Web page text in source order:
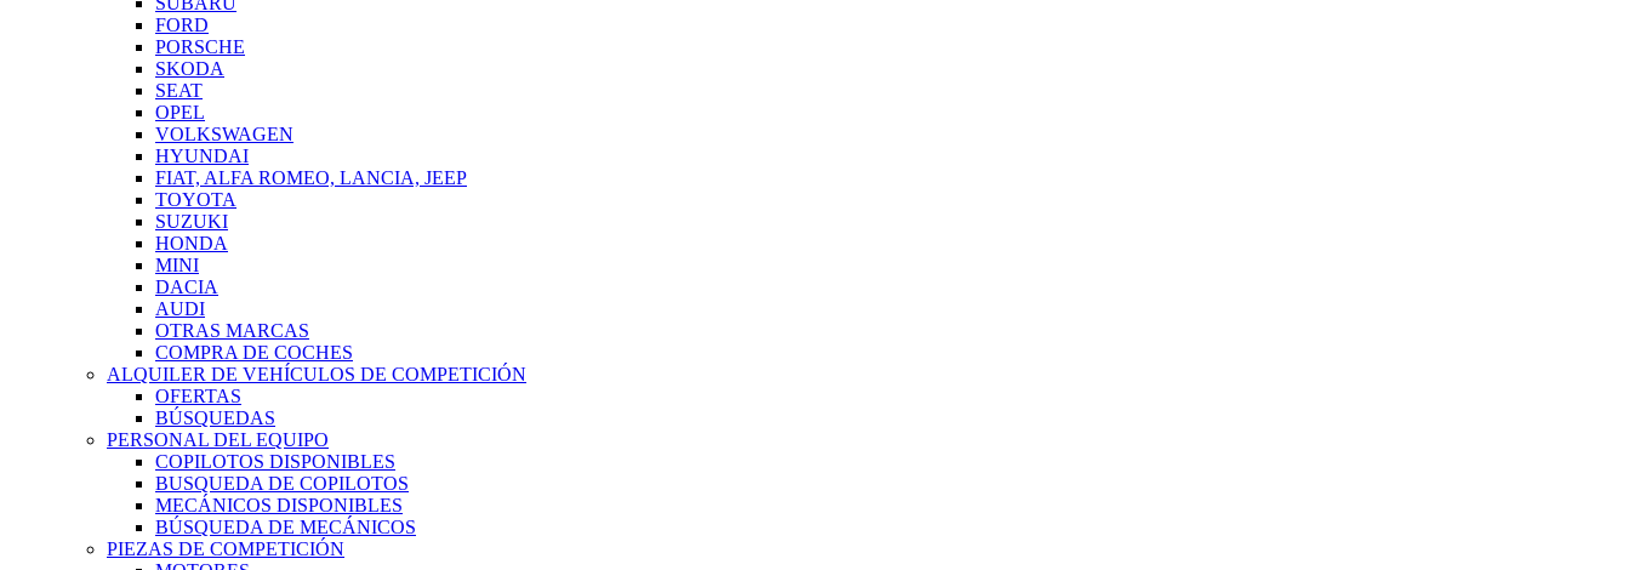
FORD
PORSCHE
SKODA
SEAT
OPEL
VOLKSWAGEN
HYUNDAI
FIAT, ALFA ROMEO, LANCIA, JEEP
TOYOTA
SUZUKI
HONDA
MINI
DACIA
AUDI
OTRAS MARCAS
COMPRA DE COCHES
ALQUILER DE VEHÍCULOS DE COMPETICIÓN
OFERTAS
BÚSQUEDAS
PERSONAL DEL EQUIPO
COPILOTOS DISPONIBLES
BUSQUEDA DE COPILOTOS
MECÁNICOS DISPONIBLES
BÚSQUEDA DE MECÁNICOS
PIEZAS DE COMPETICIÓN